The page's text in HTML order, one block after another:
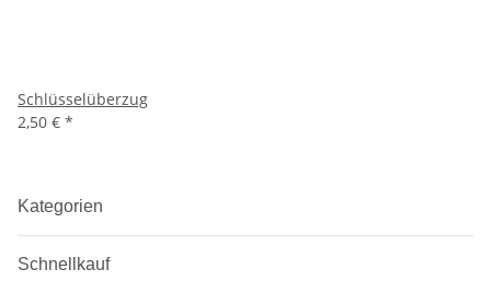
Schlüsselüberzug
2,50 € *
Kategorien
Schnellkauf